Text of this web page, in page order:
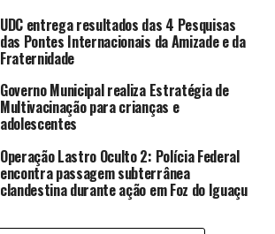
UDC entrega resultados das 4 Pesquisas
das Pontes Internacionais da Amizade e da
Fraternidade
Governo Municipal realiza Estratégia de
Multivacinação para crianças e
adolescentes
Operação Lastro Oculto 2: Polícia Federal
encontra passagem subterrânea
clandestina durante ação em Foz do Iguaçu